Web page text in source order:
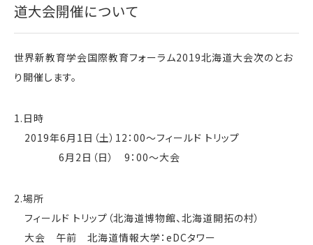
道大会開催について
世界新教育学会国際教育フォーラム2019北海道大会次のとお
り開催します。
1.日時
2019年6月1日（土）12：00～フィールド トリップ
6月2日（日） 9：00～大会
2.場所
フィールド トリップ（北海道博物館、北海道開拓の村）
大会 午前 北海道情報大学：eDCタワー